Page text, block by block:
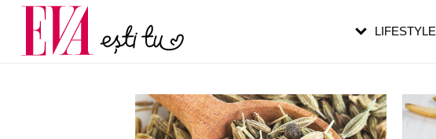
LIFESTYLE
Carieră
Actualitate
pe măsură ce înaintezi în vârstă